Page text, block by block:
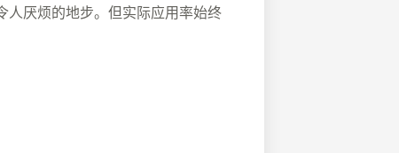
人厌烦的地步。但实际应用率始终